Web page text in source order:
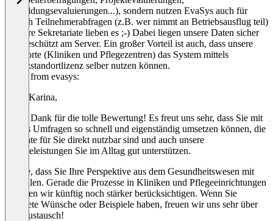
Ausbildungsevaluierungen...), sondern nutzen EvaSys auch für
einfach Teilnehmerabfragen (z.B. wer nimmt an Betriebsausflug teil)
- unsere Sekretariate lieben es ;-) Dabei liegen unsere Daten sicher
und geschützt am Server. Ein großer Vorteil ist auch, dass unsere
Standorte (Kliniken und Pflegezentren) das System mittels
Zusatzstandortlizenz selber nutzen können.
Reply from evasys:
Hallo Karina,
vielen Dank für die tolle Bewertung! Es freut uns sehr, dass Sie mit
evasys Umfragen so schnell und eigenständig umsetzen können, die
Berichte für Sie direkt nutzbar sind und auch unsere
Serviceleistungen Sie im Alltag gut unterstützen.
Danke, dass Sie Ihre Perspektive aus dem Gesundheitswesen mit
uns teilen. Gerade die Prozesse in Kliniken und Pflegeeinrichtungen
möchten wir künftig noch stärker berücksichtigen. Wenn Sie
konkrete Wünsche oder Beispiele haben, freuen wir uns sehr über
den Austausch!